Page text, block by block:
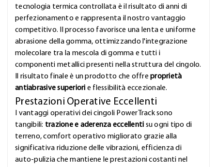
tecnologia termica controllata è il risultato di anni di
perfezionamento e rappresenta il nostro vantaggio
competitivo. Il processo favorisce una lenta e uniforme
abrasione della gomma, ottimizzando l'integrazione
molecolare tra la mescola di gomma e tutti i
componenti metallici presenti nella struttura del cingolo.
Il risultato finale è un prodotto che offreproprietà
antiabrasive superiori e flessibilità eccezionale.
Prestazioni Operative Eccellenti
I vantaggi operativi dei cingoli PowerTrack sono
tangibili: trazione e aderenza eccellenti su ogni tipo di
terreno, comfort operativo migliorato grazie alla
significativa riduzione delle vibrazioni, efficienza di
auto-pulizia che mantiene le prestazioni costanti nel